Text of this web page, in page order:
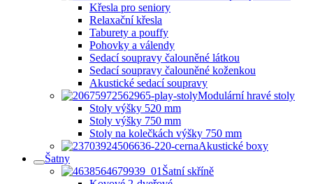
Křesla pro seniory
Relaxační křesla
Taburety a pouffy
Pohovky a válendy
Sedací soupravy čalouněné látkou
Sedací soupravy čalouněné koženkou
Akustické sedací soupravy
Modulární hravé stoly
Stoly výšky 520 mm
Stoly výšky 750 mm
Stoly na kolečkách výšky 750 mm
Akustické boxy
Šatny
Šatní skříně